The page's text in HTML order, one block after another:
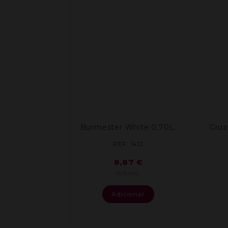
Burmester White 0,70L.
REF: 1412
8,87 €
Adicionar